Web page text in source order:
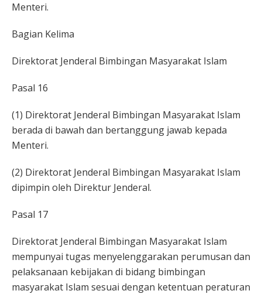
Menteri.
Bagian Kelima
Direktorat Jenderal Bimbingan Masyarakat Islam
Pasal 16
(1) Direktorat Jenderal Bimbingan Masyarakat Islam
berada di bawah dan bertanggung jawab kepada
Menteri.
(2) Direktorat Jenderal Bimbingan Masyarakat Islam
dipimpin oleh Direktur Jenderal.
Pasal 17
Direktorat Jenderal Bimbingan Masyarakat Islam
mempunyai tugas menyelenggarakan perumusan dan
pelaksanaan kebijakan di bidang bimbingan
masyarakat Islam sesuai dengan ketentuan peraturan